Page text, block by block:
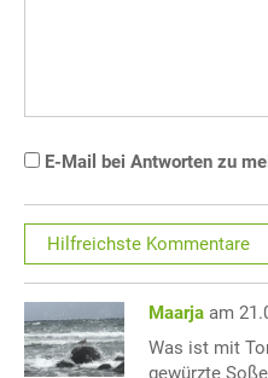
E-Mail bei Antworten zu
Hilfreichste Kommentare
Maarja am
Was ist mit
gewürzte